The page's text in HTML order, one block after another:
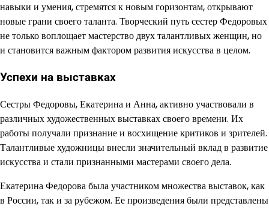
навыки и умения, стремятся к новым горизонтам, открывают
новые грани своего таланта. Творческий путь сестер Федоровых
не только воплощает мастерство двух талантливых женщин, но
и становится важным фактором развития искусства в целом.
Успехи на выставках
Сестры Федоровы, Екатерина и Анна, активно участвовали в
различных художественных выставках своего времени. Их
работы получали признание и восхищение критиков и зрителей.
Талантливые художницы внесли значительный вклад в развитие
искусства и стали признанными мастерами своего дела.
Екатерина Федорова была участником множества выставок, как
в России, так и за рубежом. Ее произведения были представлены